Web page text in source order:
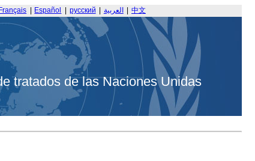
Français Español русский العربية 中文
tratados de las Naciones Unidas